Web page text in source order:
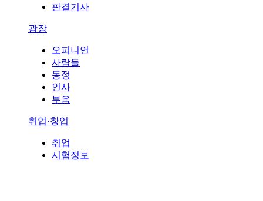
판결기사
광장
오피니언
사람들
동정
인사
부음
취업·창업
취업
시험정보